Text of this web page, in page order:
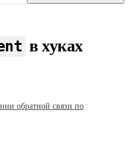
в хуках
обратной связи по